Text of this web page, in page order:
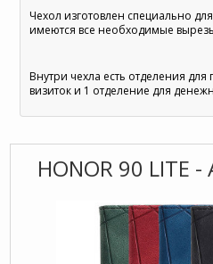
Чехол изготовлен специально
имеются все необходимые
Внутри чехла есть отделения для
визиток и 1 отделение для
HONOR 90 LITE